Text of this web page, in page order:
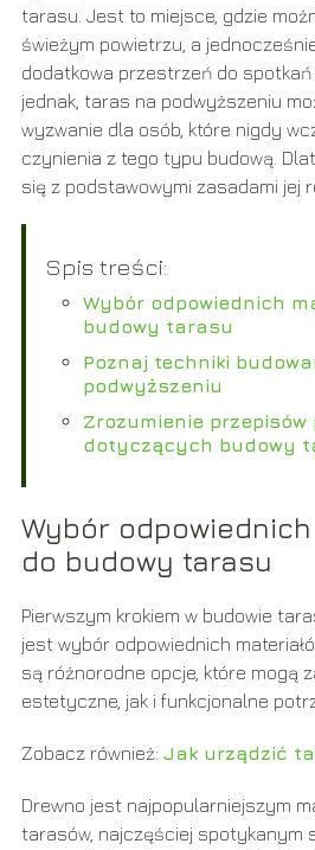
tarasu. Jest to miejsce, gdzie
świeżym powietrzu, a
dodatkowa przestrzeń do spotkań
jednak, taras na podwyższeniu
wyzwanie dla osób, które nigdy
czynienia z tego typu budową.
się z podstawowymi zasadami jej
Spis treści:
Wybór odpowiednich
budowy tarasu
Poznaj techniki
podwyższeniu
Zrozumienie przepisów
dotyczących budowy
Wybór
do budowy tarasu
Pierwszym krokiem w budowie
jest wybór odpowiednich
są różnorodne opcje, które mogą
estetyczne, jak i funkcjonalne
Zobacz również: Jak urządzić
Drewno jest najpopularniejszym
tarasów, najczęściej spotykanym